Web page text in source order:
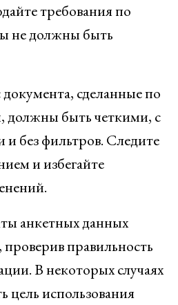
требования по
не должны быть
сделанные по
должны быть четкими, с
без фильтров. Следите
и избегайте
анкетных данных
правильность
В некоторых случаях
цель использования